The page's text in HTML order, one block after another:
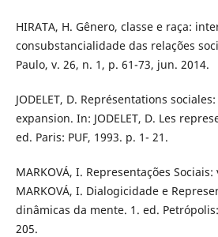
HIRATA, H. Gênero, classe e raça:
consubstancialidade das relações
Paulo, v. 26, n. 1, p. 61-73, jun. 2014.
JODELET, D. Représentations
expansion. In: JODELET, D. Les
ed. Paris: PUF, 1993. p. 1- 21.
MARKOVÁ, I. Representações
MARKOVÁ, I. Dialogicidade e
dinâmicas da mente. 1. ed.
205.